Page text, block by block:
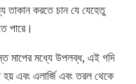
করতে চান যে যেহেতু
পারে।
মাপের মধ্যে উপলব্ধ, এই গদি
এবং এলার্জি এবং তরল থেকে